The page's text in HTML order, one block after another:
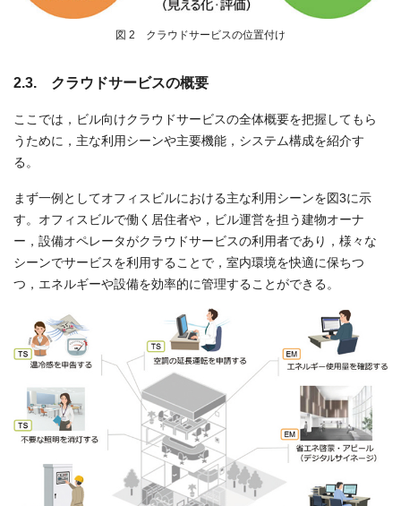
図 2 クラウドサービスの位置付け
2.3. クラウドサービスの概要
ここでは，ビル向けクラウドサービスの全体概要を把握してもら
うために，主な利用シーンや主要機能，システム構成を紹介す
る。
まず一例としてオフィスビルにおける主な利用シーンを図3に示
す。オフィスビルで働く居住者や，ビル運営を担う建物オーナ
ー，設備オペレータがクラウドサービスの利用者であり，様々な
シーンでサービスを利用することで，室内環境を快適に保ちつ
つ，エネルギーや設備を効率的に管理することができる。